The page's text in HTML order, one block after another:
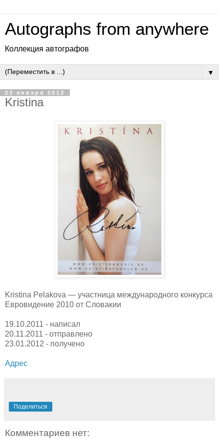
Autographs from anywhere
Коллекция автографов
▼
23 января 2012
Kristina
Kristina Pelakova — участница международного конкурса
Евровидение 2010 от Словакии
19.10.2011 - написал
20.11.2011 - отправлено
23.01.2012 - получено
Адрес
Поделиться
Комментариев нет: